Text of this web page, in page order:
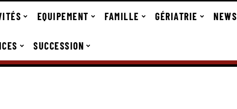
EQUIPEMENT FAMILLE GÉRIATRIE NEWS
SUCCESSION